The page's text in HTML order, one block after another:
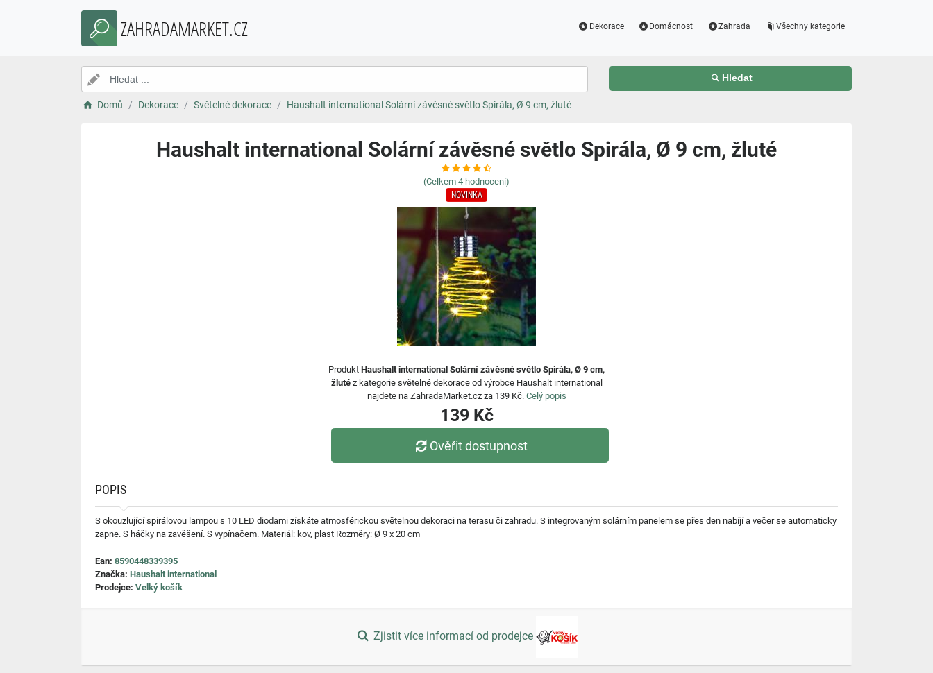
ZAHRADAMARKET.CZ Dekorace Domácnost Zahrada Všechny kategorie
Hledat
Domů Dekorace Světelné dekorace Haushalt international Solární závěsné světlo Spirála, Ø 9 cm, žluté
Haushalt international Solární závěsné světlo Spirála, Ø 9 cm, žluté
(Celkem 4 hodnocení)
NOVINKA
Produkt Haushalt international Solární závěsné světlo Spirála, Ø 9 cm,
žlutéz kategorie světelné dekorace od výrobce Haushalt international
najdete na ZahradaMarket.cz za 139 Kč. Celý popis
139 Kč
Ověřit dostupnost
POPIS
S okouzlující spirálovou lampou s 10 LED diodami získáte atmosférickou světelnou dekoraci na terasu či zahradu. S integrovaným solárním panelem se přes den nabíjí a večer se automaticky
zapne. S háčky na zavěšení. S vypínačem. Materiál: kov, plast Rozměry: Ø 9 x 20 cm
Ean: 8590448339395
Značka: Haushalt international
Prodejce: Velký košík
Zjistit více informací od prodejce